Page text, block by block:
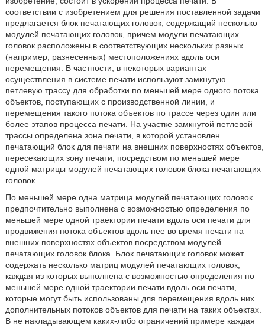
соответствии с изобретением для решения поставленной задачи
предлагается блок печатающих головок, содержащий несколько
модулей печатающих головок, причем модули печатающих
головок расположены в соответствующих нескольких разных
(например, разнесенных) местоположениях вдоль оси
перемещения. В частности, в некоторых вариантах
осуществления в системе печати используют замкнутую
петлевую трассу для обработки по меньшей мере одного потока
объектов, поступающих с производственной линии, и
перемещения такого потока объектов по трассе через один или
более этапов процесса печати. На участке замкнутой петлевой
трассы определена зона печати, в которой установлен
печатающий блок для печати на внешних поверхностях объектов,
пересекающих зону печати, посредством по меньшей мере
одной матрицы модулей печатающих головок блока печатающих
головок.
По меньшей мере одна матрица модулей печатающих головок
предпочтительно выполнена с возможностью определения по
меньшей мере одной траектории печати вдоль оси печати для
продвижения потока объектов вдоль нее во время печати на
внешних поверхностях объектов посредством модулей
печатающих головок блока. Блок печатающих головок может
содержать несколько матриц модулей печатающих головок,
каждая из которых выполнена с возможностью определения по
меньшей мере одной траектории печати вдоль оси печати,
которые могут быть использованы для перемещения вдоль них
дополнительных потоков объектов для печати на таких объектах.
В не накладывающем каких-либо ограничений примере каждая